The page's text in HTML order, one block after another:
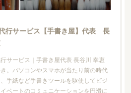
行サービス【手書き屋】代表 長
サービス｜手書き屋代表 長谷川 幸恵
。パソコンやスマホが当たり前の時代
手紙など手書きツールを駆使してビジ
ベートのコミュニケーションを円滑に